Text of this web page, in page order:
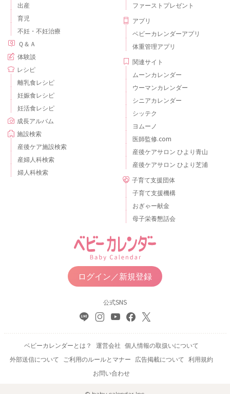
出産
育児
不妊・不妊治療
Ｑ＆Ａ
体験談
レシピ
離乳食レシピ
妊娠食レシピ
妊活食レシピ
成長アルバム
施設検索
産後ケア施設検索
産婦人科検索
婦人科検索
ファーストプレゼント
アプリ
ベビーカレンダーアプリ
体重管理アプリ
関連サイト
ムーンカレンダー
ウーマンカレンダー
シニアカレンダー
シッテク
ヨムーノ
医師監修.com
産後ケアサロン ひより青山
産後ケアサロン ひより芝浦
子育て支援団体
子育て支援機構
おぎゃー献金
母子栄養懇話会
ログイン／新規登録
公式SNS
ベビーカレンダーとは？ 運営会社 個人情報の取扱いについて
外部送信について
ご利用のルールとマナー 広告掲載について 利用規約
お問い合わせ